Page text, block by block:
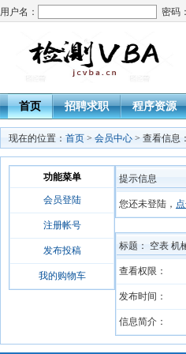
用户名： 密码
首页 招聘求职 程序资源
现在的位置： 首页 > 会员中心 > 查看信息
功能菜单
会员登陆
注册帐号
发布投稿
我的购物车
提示信息
您还未登陆，
标题： 空表 机
查看权限：
发布时间：
信息简介：